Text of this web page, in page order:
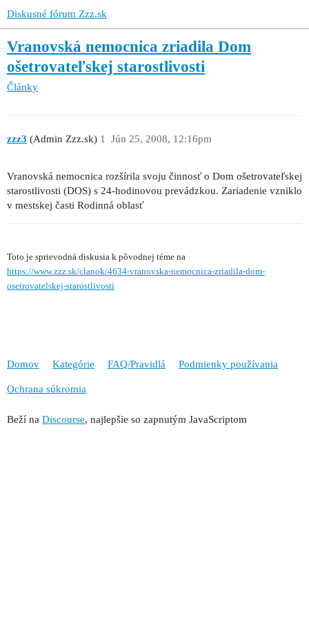
Diskusné fórum Zzz.sk
Vranovská nemocnica zriadila Dom
ošetrovateľskej starostlivosti
Články
zzz3 (Admin Zzz.sk) Jún 25, 2008, 12:16pm
1
Vranovská nemocnica rozšírila svoju činnosť o Dom ošetrovateľskej
starostlivosti (DOS) s 24-hodinovou prevádzkou. Zariadenie vzniklo
v mestskej časti Rodinná oblasť
Toto je sprievodná diskusia k pôvodnej téme na
https://www.zzz.sk/clanok/4634-vranovska-nemocnica-zriadila-dom-
osetrovatelskej-starostlivosti
Domov Kategórie FAQ/Pravidlá Podmienky používania
Ochrana súkromia
Beží na Discourse, najlepšie so zapnutým JavaScriptom